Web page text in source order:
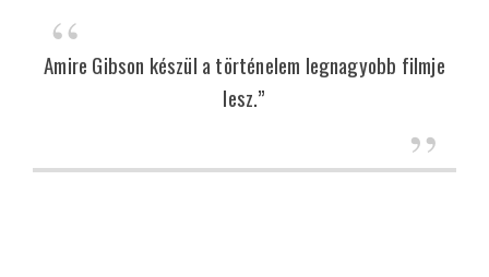
Amire Gibson készül a történelem legnagyobb filmje
lesz.”